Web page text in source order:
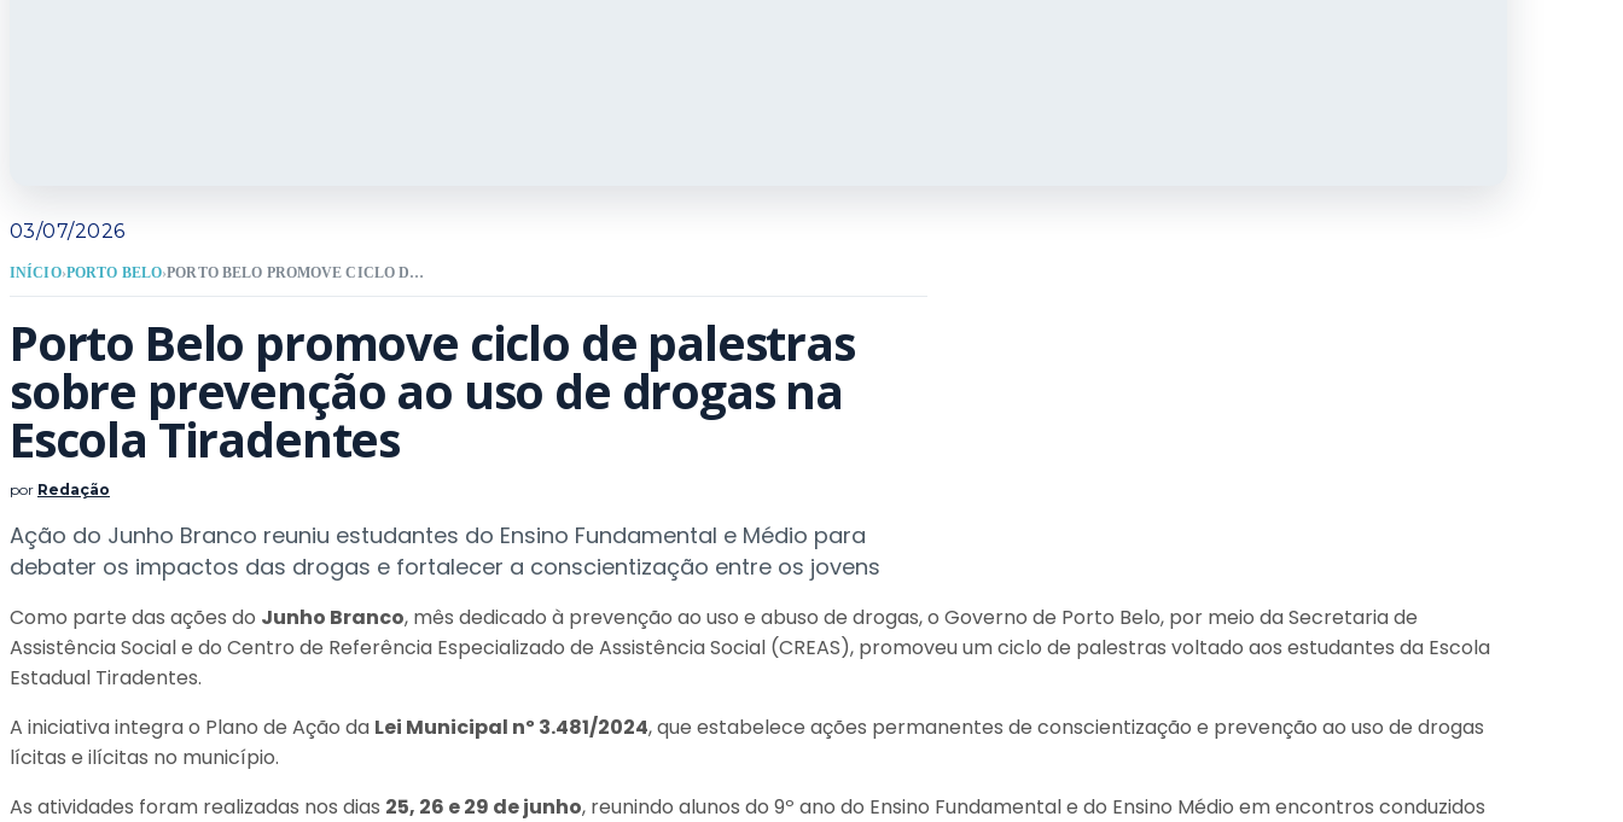
03/07/2026
INÍCIO›PORTO BELO› PORTO BELO PROMOVE CICLO DE PALESTRAS SOBRE PREVENÇÃO AO USO DE DROGAS NA ESCOLA TIRADENTES
Porto Belo promove ciclo de palestras
sobre prevenção ao uso de drogas na
Escola Tiradentes
por Redação
Ação do Junho Branco reuniu estudantes do Ensino Fundamental e Médio para
debater os impactos das drogas e fortalecer a conscientização entre os jovens
Como parte das ações do Junho Branco, mês dedicado à prevenção ao uso e abuso de drogas, o Governo de Porto Belo, por meio da Secretaria de
Assistência Social e do Centro de Referência Especializado de Assistência Social (CREAS), promoveu um ciclo de palestras voltado aos estudantes da Escola
Estadual Tiradentes.
A iniciativa integra o Plano de Ação da Lei Municipal nº 3.481/2024, que estabelece ações permanentes de conscientização e prevenção ao uso de drogas
lícitas e ilícitas no município.
As atividades foram realizadas nos dias 25, 26 e 29 de junho, reunindo alunos do 9º ano do Ensino Fundamental e do Ensino Médio em encontros conduzidos